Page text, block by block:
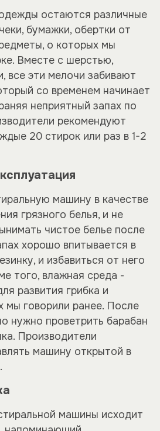
остаются различные
бумажки, обертки от
о которых мы
Вместе с шерстью,
все эти мелочи забивают
со временем начинает
неприятный запах по
рекомендуют
20 стирок или раз в 1-2
машину в качестве
грязного белья, и не
чистое белье после
хорошо впитывается в
и избавиться от него
того, влажная среда -
развития грибка и
мы говорили ранее. После
нужно проветрить барабан
Производители
машину открытой в
машины исходит